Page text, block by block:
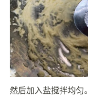
然后加入盐搅拌均匀。